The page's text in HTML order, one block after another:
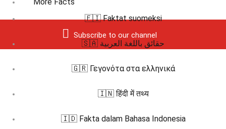
Subscribe to our channel
🇫🇮 Faktat suomeksi
🇸🇦 حقائق باللغة العربية
🇬🇷 Γεγονότα στα ελληνικά
🇮🇳 हिंदी में तथ्य
🇮🇩 Fakta dalam Bahasa Indonesia